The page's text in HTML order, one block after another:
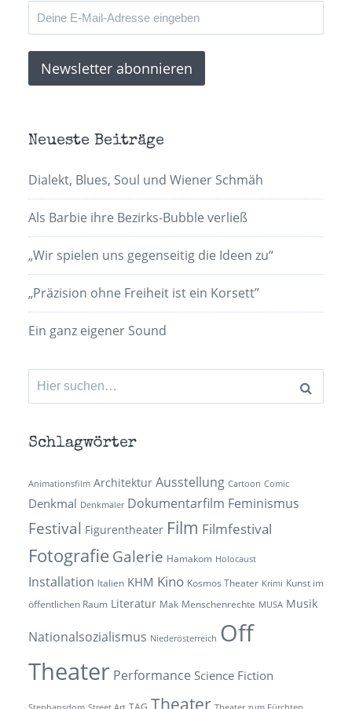
Neueste Beiträge
Dialekt, Blues, Soul und Wiener Schmäh
Als Barbie ihre Bezirks-Bubble verließ
„Wir spielen uns gegenseitig die Ideen zu“
„Präzision ohne Freiheit ist ein Korsett”
Ein ganz eigener Sound
Suchen
nach:
Schlagwörter
Animationsfilm Architektur Ausstellung Cartoon Comic
Denkmal Denkmäler Dokumentarfilm Feminismus
Festival Figurentheater Film Filmfestival
Fotografie Galerie Hamakom Holocaust
Installation Italien KHM Kino Kosmos Theater Krimi Kunst im
öffentlichen Raum Literatur Mak Menschenrechte MUSA Musik
Nationalsozialismus Niederösterreich Off
Theater Performance Science Fiction
Theater